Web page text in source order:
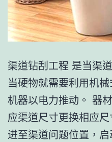
渠道钻刮工程 是当渠
当硬物就需要利用机
机器以电力推动。 器
应渠道尺寸更换相应
进至渠道问题位置，